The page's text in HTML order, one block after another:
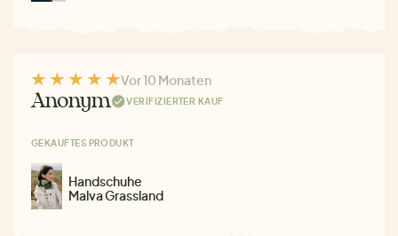
Vor 10 Monaten
Anonym VERIFIZIERTER KAUF
GEKAUFTES PRODUKT
Handschuhe
Malva Grassland